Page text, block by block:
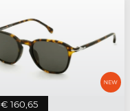
€ 160,65